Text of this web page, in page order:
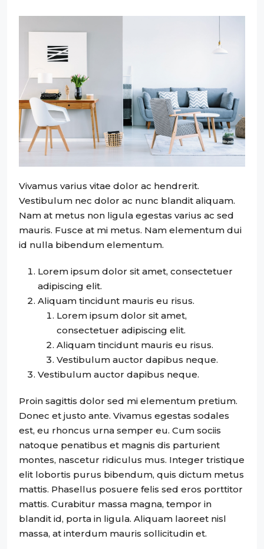
Vivamus varius vitae dolor ac hendrerit.
Vestibulum nec dolor ac nunc blandit aliquam.
Nam at metus non ligula egestas varius ac sed
mauris. Fusce at mi metus. Nam elementum dui
id nulla bibendum elementum.
Lorem ipsum dolor sit amet, consectetuer
adipiscing elit.
Aliquam tincidunt mauris eu risus.
Lorem ipsum dolor sit amet,
consectetuer adipiscing elit.
Aliquam tincidunt mauris eu risus.
Vestibulum auctor dapibus neque.
Vestibulum auctor dapibus neque.
Proin sagittis dolor sed mi elementum pretium.
Donec et justo ante. Vivamus egestas sodales
est, eu rhoncus urna semper eu. Cum sociis
natoque penatibus et magnis dis parturient
montes, nascetur ridiculus mus. Integer tristique
elit lobortis purus bibendum, quis dictum metus
mattis. Phasellus posuere felis sed eros porttitor
mattis. Curabitur massa magna, tempor in
blandit id, porta in ligula. Aliquam laoreet nisl
massa, at interdum mauris sollicitudin et.